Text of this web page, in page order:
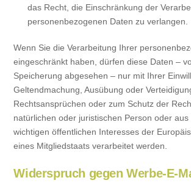
das Recht, die Einschränkung der
personenbezogenen Daten zu verlangen.
Wenn Sie die Verarbeitung Ihrer
eingeschränkt haben, dürfen diese Daten –
Speicherung abgesehen – nur mit Ihrer
Geltendmachung, Ausübung oder
Rechtsansprüchen oder zum Schutz der
natürlichen oder juristischen Person oder
wichtigen öffentlichen Interesses der
eines Mitgliedstaats verarbeitet werden.
Widerspruch gegen Werbe-E-